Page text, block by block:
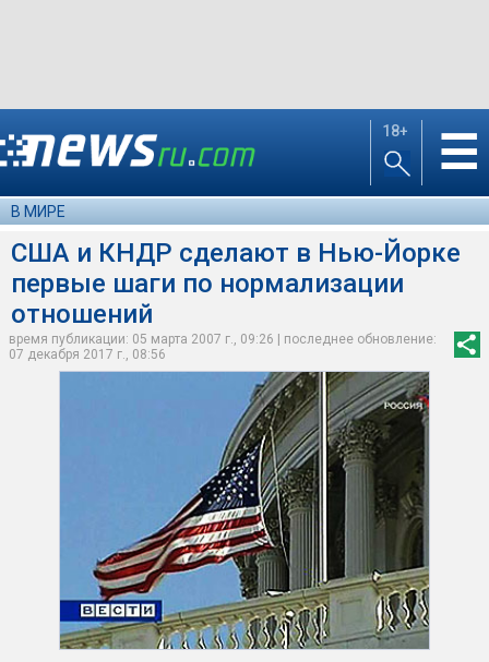
18+ ☰
В МИРЕ
США и КНДР сделают в Нью-Йорке
первые шаги по нормализации
отношений
время публикации: 05 марта 2007 г., 09:26 | последнее обновление:
07 декабря 2017 г., 08:56